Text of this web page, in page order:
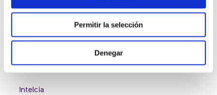
Permitir la selección
Denegar
Intelcia